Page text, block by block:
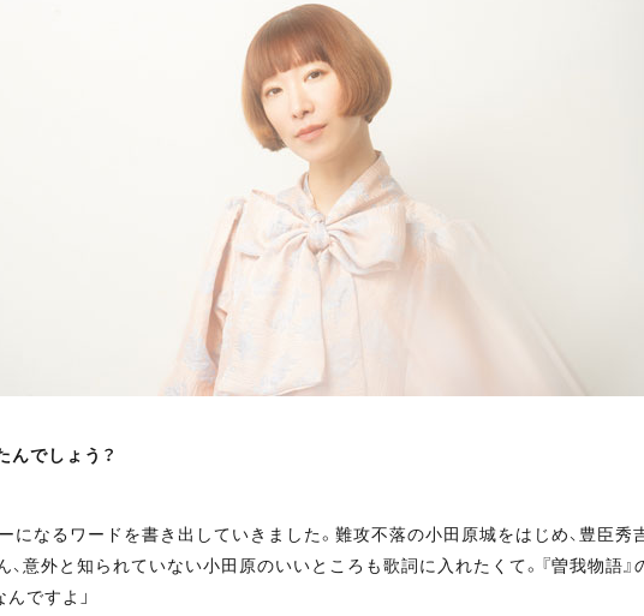
んでしょう？
になるワードを書き出していきました。難攻不落の小田原城をはじめ、豊臣
意外と知られていない小田原のいいところも歌詞に入れたくて。『曽我物語
ですよ」